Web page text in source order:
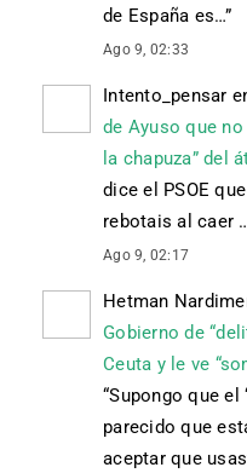
de España es…”
Ago 9, 02:33
Intento_pensar
de Ayuso que no
la chapuza” del
dice el PSOE
rebotais al caer
Ago 9, 02:17
Hetman
Gobierno de
Ceuta y le ve
“Supongo que el
parecido que
aceptar que